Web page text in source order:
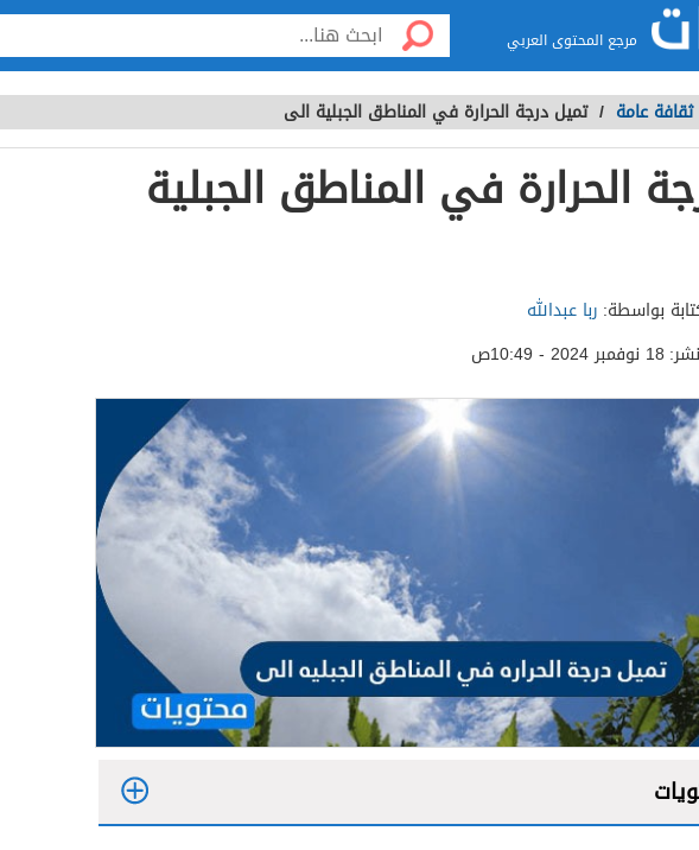
مرجع المحتوى العربي
ثقافة عامة / تميل درجة الحرارة في المناطق الجبلية الى
الحرارة في المناطق الجبلية
بواسطة: ربا عبدالله
18 نوفمبر 2024 - 10:49ص